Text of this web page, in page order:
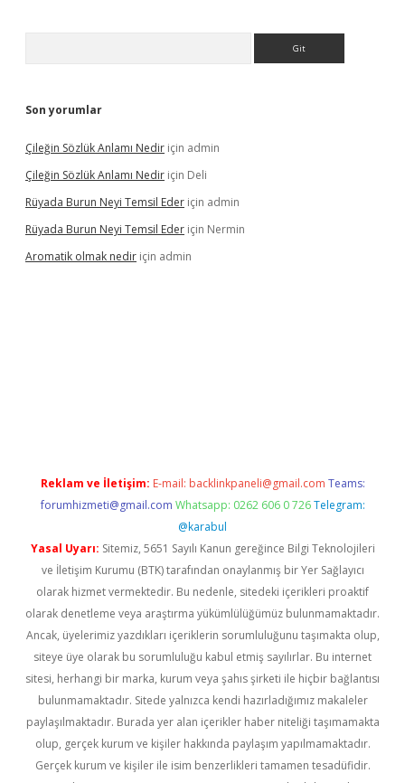
Son yorumlar
Çileğin Sözlük Anlamı Nedir için admin
Çileğin Sözlük Anlamı Nedir için Deli
Rüyada Burun Neyi Temsil Eder için admin
Rüyada Burun Neyi Temsil Eder için Nermin
Aromatik olmak nedir için admin
Reklam ve İletişim: E-mail: backlinkpaneli@gmail.com Teams:
forumhizmeti@gmail.com Whatsapp: 0262 606 0 726 Telegram:
@karabul
Yasal Uyarı: Sitemiz, 5651 Sayılı Kanun gereğince Bilgi Teknolojileri
ve İletişim Kurumu (BTK) tarafından onaylanmış bir Yer Sağlayıcı
olarak hizmet vermektedir. Bu nedenle, sitedeki içerikleri proaktif
olarak denetleme veya araştırma yükümlülüğümüz bulunmamaktadır.
Ancak, üyelerimiz yazdıkları içeriklerin sorumluluğunu taşımakta olup,
siteye üye olarak bu sorumluluğu kabul etmiş sayılırlar. Bu internet
sitesi, herhangi bir marka, kurum veya şahıs şirketi ile hiçbir bağlantısı
bulunmamaktadır. Sitede yalnızca kendi hazırladığımız makaleler
paylaşılmaktadır. Burada yer alan içerikler haber niteliği taşımamakta
olup, gerçek kurum ve kişiler hakkında paylaşım yapılmamaktadır.
Gerçek kurum ve kişiler ile isim benzerlikleri tamamen tesadüfidir.